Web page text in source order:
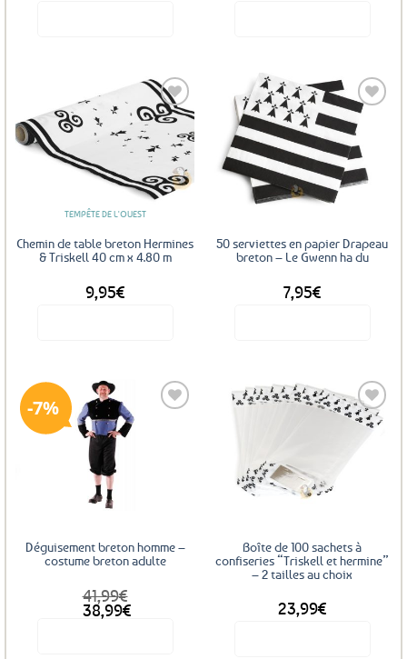
Ajouter
aux
favoris
TEMPÊTE DE L'OUEST
Chemin de table breton Hermines
& Triskell 40 cm x 4.80 m
9,95€
Ajouter
aux
favoris
50 serviettes en papier Drapeau
breton – Le Gwenn ha du
7,95€
7%
Déguisement breton homme –
costume breton adulte
41,99€
Le
prix
38,99€
Le
prix
Boîte de 100 sachets à
confiseries “Triskell et hermine”
– 2 tailles au choix
23,99€